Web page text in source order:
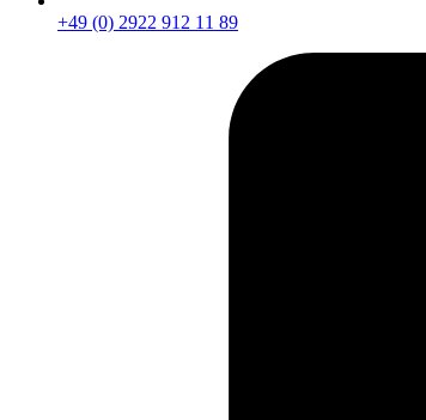
+49 (0) 2922 912 11 89